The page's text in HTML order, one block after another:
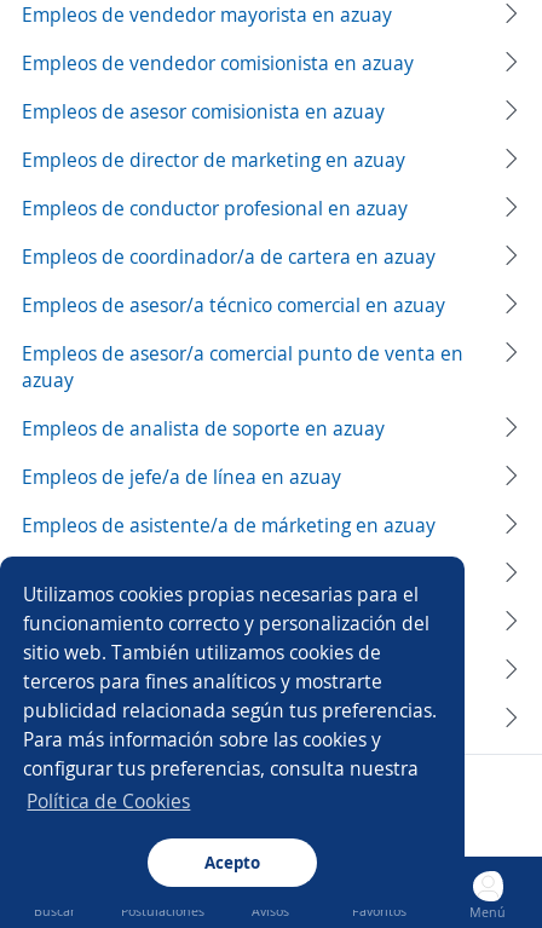
Utilizamos cookies propias necesarias para el
funcionamiento correcto y personalización del
sitio web. También utilizamos cookies de
terceros para fines analíticos y mostrarte
publicidad relacionada según tus preferencias.
Para más información sobre las cookies y
configurar tus preferencias, consulta nuestra
Política de Cookies
Acepto
Buscar Postulaciones Avisos Favoritos Menú
Empleos de vendedor mayorista en azuay
Empleos de vendedor comisionista en azuay
Empleos de asesor comisionista en azuay
Empleos de director de marketing en azuay
Empleos de conductor profesional en azuay
Empleos de coordinador/a de cartera en azuay
Empleos de asesor/a técnico comercial en azuay
Empleos de asesor/a comercial punto de venta en
azuay
Empleos de analista de soporte en azuay
Empleos de jefe/a de línea en azuay
Empleos de asistente/a de márketing en azuay
Empleos de secretaria en azuay
Empleos de vendedores/as en azuay
Empleos de asesor de servicio en azuay
Copyright 2014 - 2026 DGNET LTD.
Aviso legal